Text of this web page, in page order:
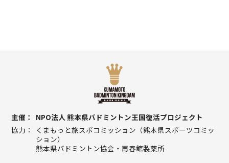
主催
NPO法人 熊本県バドミントン王国復活プロジェクト
協力
くまもっと旅スポコミッション（熊本県スポーツコミッ
ション）
熊本県バドミントン協会・再春館製薬所